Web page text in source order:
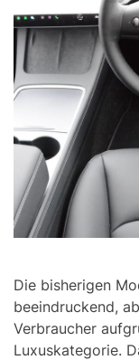
Die bisherigen
beeindruckend,
Verbraucher
Luxuskategorie.